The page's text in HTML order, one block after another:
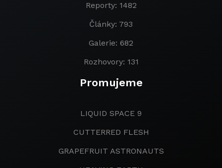
Reporty: 1482
Články: 793
Galerie: 682
Rozhovory: 131
Promujeme
LIQUID SPACE 9
CUTTERRED FLESH
GRAPEFRUIT ASTRONAUTS